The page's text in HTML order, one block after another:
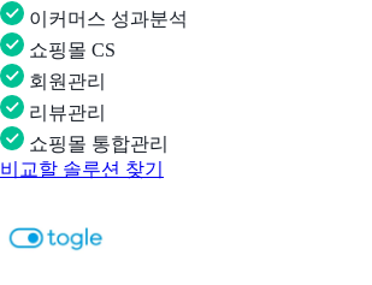
이커머스 성과분석
쇼핑몰 CS
회원관리
리뷰관리
쇼핑몰 통합관리
비교할 솔루션 찾기